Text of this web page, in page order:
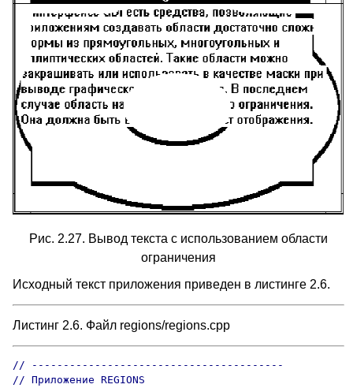
Рис. 2.27. Вывод текста с использованием области
ограничения
Исходный текст приложения приведен в листинге 2.6.
Листинг 2.6. Файл regions/regions.cpp
// ----------------------------------------
// Приложение REGIONS